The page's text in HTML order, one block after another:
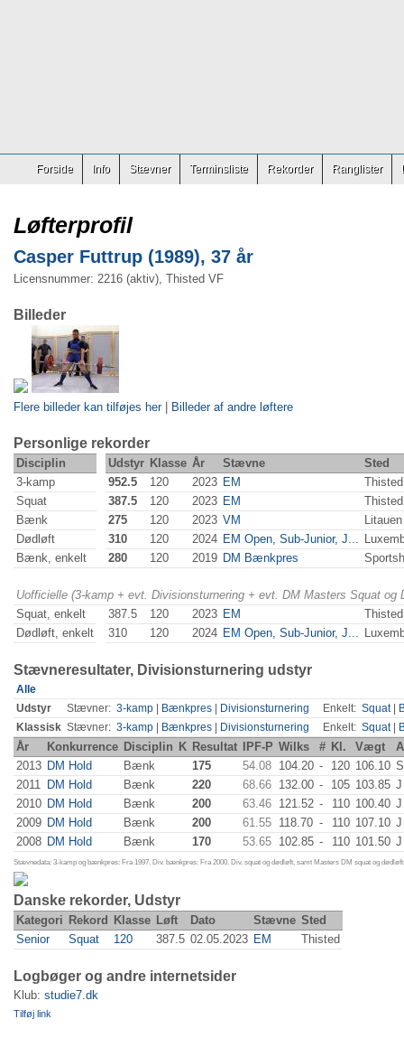
Forside Info Stævner Terminsliste Rekorder Ranglister
Løfterprofil
Casper Futtrup (1989), 37 år
Licensnummer: 2216 (aktiv), Thisted VF
Billeder
Flere billeder kan tilføjes her| Billeder af andre løftere
Personlige rekorder
Disciplin Udstyr Klasse År Stævne
Sted
3-kamp
952.5 120 2023 EM
Thisted
Squat
387.5 120 2023 EM
Thisted
Bænk
275 120 2023 VM
Litauen
Dødløft
310 120 2024 EM Open, Sub-Junior, J...
Bænk, enkelt
280 120 2019 DM Bænkpres
Uofficielle (3-kamp + evt. Divisionsturnering + evt. DM Masters Squat
Squat, enkelt
387.5 120 2023 EM
Thisted
Dødløft, enkelt
310 120 2024 EM Open, Sub-Junior, J...
Stævneresultater, Divisionsturnering udstyr
Alle
Udstyr
Stævner: 3-kamp Bænkpres Divisionsturnering Enkelt: Squat|
Klassisk Stævner: 3-kamp Bænkpres Divisionsturnering Enkelt: Squat|
År Konkurrence Disciplin K Resultat IPF-P Wilks # Kl. Vægt
A
2013 DM Hold Bænk 175 54.08 104.20 - 120 106.10 S
2011 DM Hold Bænk 220 68.66 132.00 - 105 103.85 J
2010 DM Hold Bænk 200 63.46 121.52 - 110 100.40 J
2009 DM Hold Bænk 200 61.55 118.70 - 110 107.10 J
2008 DM Hold Bænk 170 53.65 102.85 - 110 101.50 J
Stævnedata: 3-kamp og bænkpres: Fra 1997. Div. bænkpres: Fra 2000. Div. squat og dødløft, samt Masters DM squat og
Danske rekorder, Udstyr
Kategori Rekord Klasse Løft Dato Stævne Sted
Senior
Squat 120 387.5 02.05.2023 EM Thisted
Logbøger og andre internetsider
Klub: studie7.dk
Tilføj link